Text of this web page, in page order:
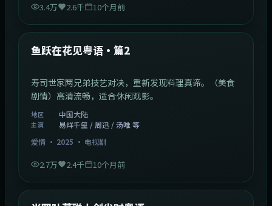
3.4万 2.6千 10个月前
最新
鱼跃在花见粤语·篇2
寿司世家两兄弟技艺对决，重新发现料理真谛。（美食
剧情）高清流畅，适合休闲观影。
地区 中国大陆
主演
易烊千玺 / 周迅 / 汤唯 等
爱情· 2025 · 电视剧
2.7万 2.4千 10个月前